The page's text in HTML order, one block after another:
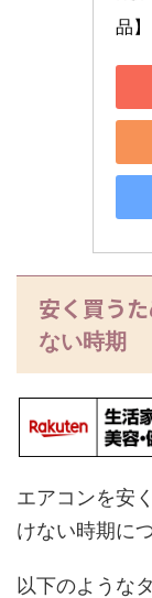
品】
安く買う
ない時期
エアコンを安
けない時期に
以下のような